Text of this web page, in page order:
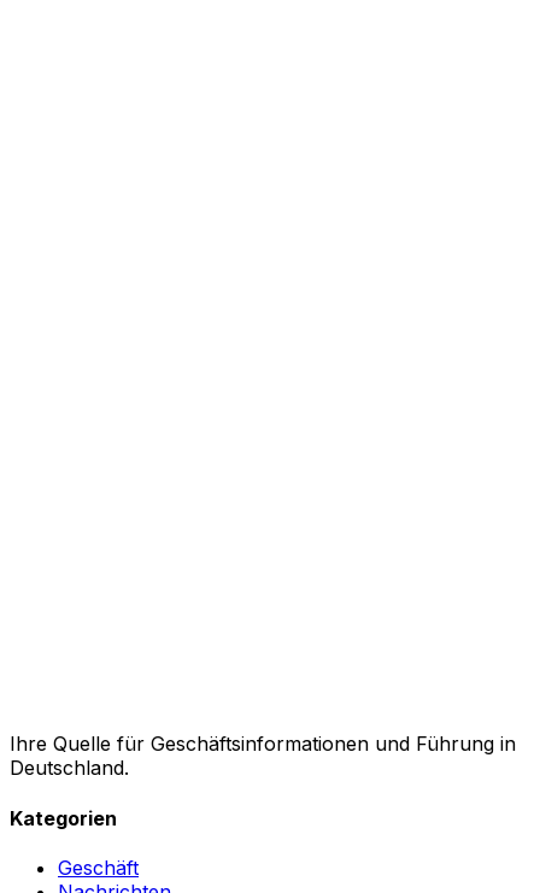
Ihre Quelle für Geschäftsinformationen und Führung in
Deutschland.
Kategorien
Geschäft